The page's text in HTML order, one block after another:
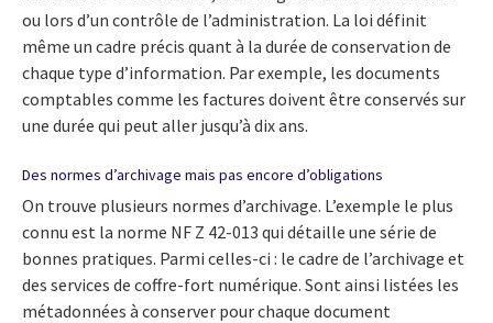
ou lors d’un contrôle de l’administration. La loi définit
même un cadre précis quant à la durée de conservation de
chaque type d’information. Par exemple, les documents
comptables comme les factures doivent être conservés sur
une durée qui peut aller jusqu’à dix ans.
Des normes d’archivage mais pas encore d’obligations
On trouve plusieurs normes d’archivage. L’exemple le plus
connu est la norme NF Z 42-013 qui détaille une série de
bonnes pratiques. Parmi celles-ci : le cadre de l’archivage et
des services de coffre-fort numérique. Sont ainsi listées les
métadonnées à conserver pour chaque document